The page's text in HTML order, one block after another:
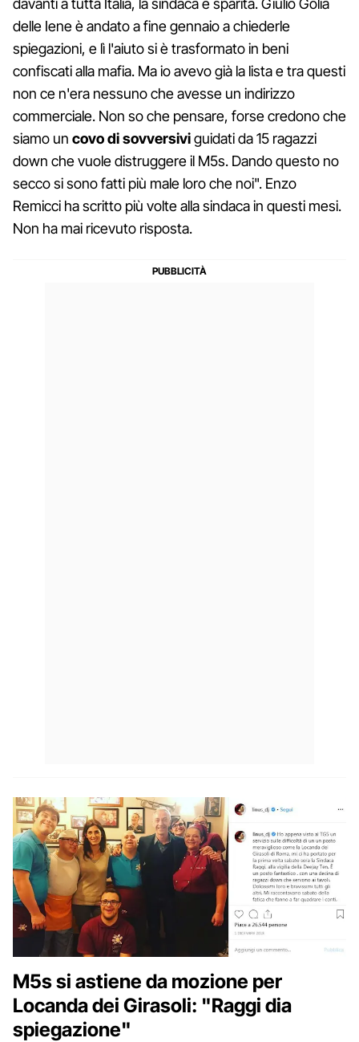
davanti a tutta Italia, la sindaca è sparita. Giulio Golia
delle Iene è andato a fine gennaio a chiederle
spiegazioni, e lì l'aiuto si è trasformato in beni
confiscati alla mafia. Ma io avevo già la lista e tra questi
non ce n'era nessuno che avesse un indirizzo
commerciale. Non so che pensare, forse credono che
siamo un covo di sovversiviguidati da 15 ragazzi
down che vuole distruggere il M5s. Dando questo no
secco si sono fatti più male loro che noi". Enzo
Remicci ha scritto più volte alla sindaca in questi mesi.
Non ha mai ricevuto risposta.
M5s si astiene da mozione per
Locanda dei Girasoli: "Raggi dia
spiegazione"